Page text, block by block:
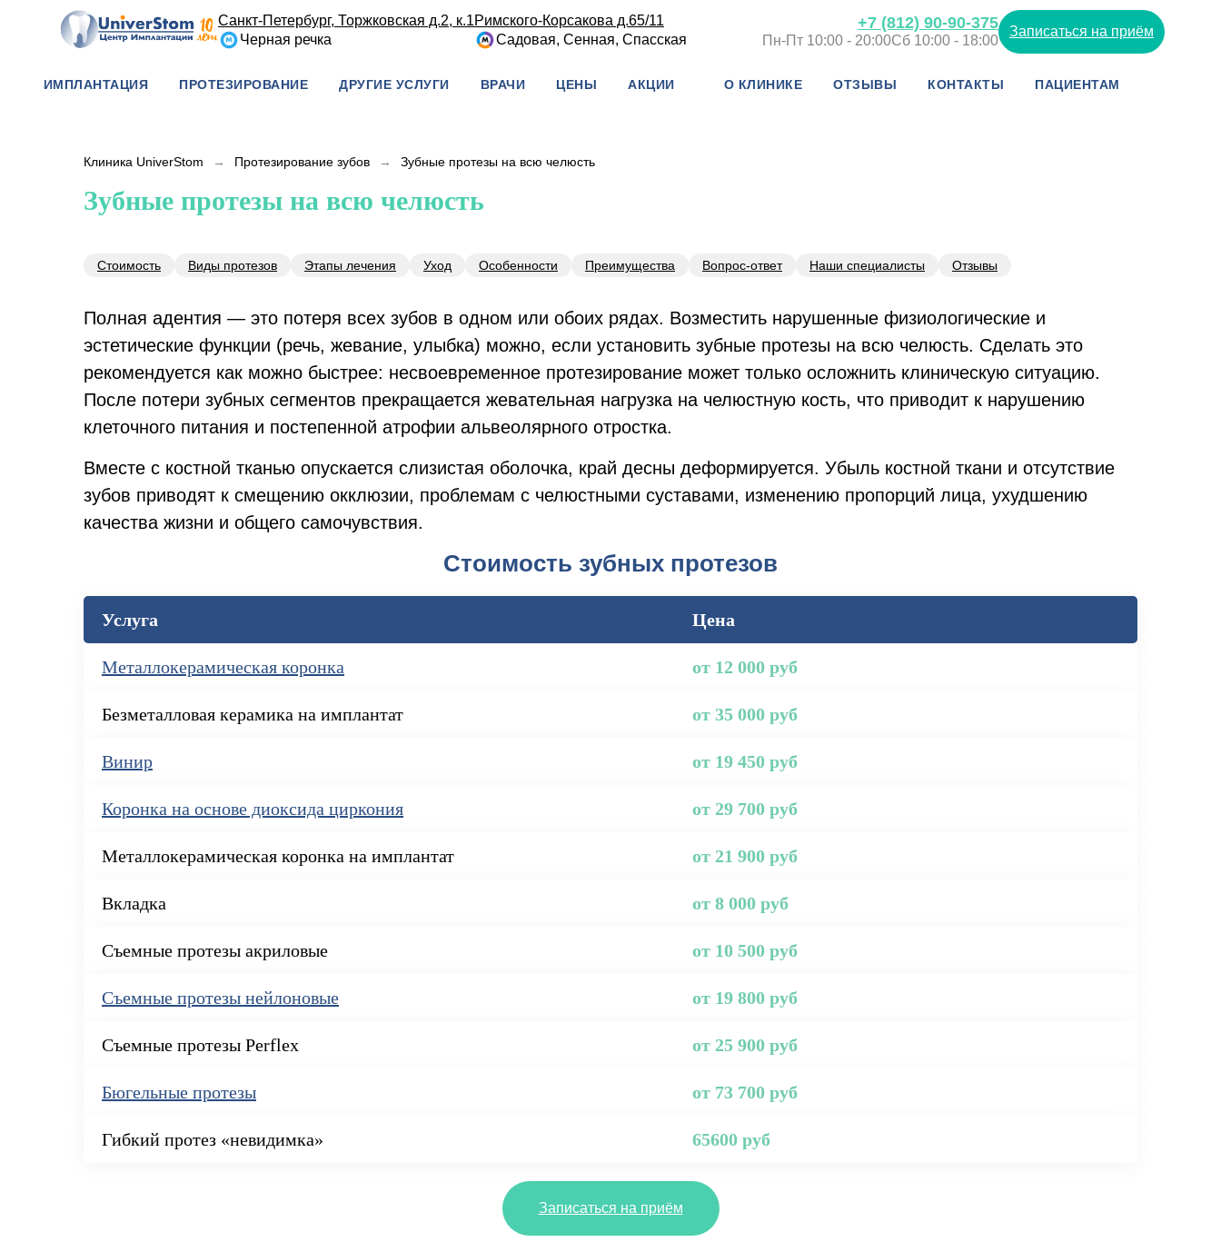
Санкт-Петербург, Торжковская д.2, к.1
Черная речка
Римского-Корсакова д.65/11
Садовая, Сенная, Спасская
+7 (812) 90-90-375
Пн-Пт 10:00 - 20:00Сб 10:00 - 18:00
Записаться на приём
ИМПЛАНТАЦИЯ ПРОТЕЗИРОВАНИЕ ДРУГИЕ УСЛУГИ ВРАЧИ ЦЕНЫ АКЦИИ О КЛИНИКЕ ОТЗЫВЫ КОНТАКТЫ ПАЦИЕНТАМ
Клиника UniverStom → Протезирование зубов → Зубные протезы на всю челюсть
Зубные протезы на всю челюсть
Стоимость Виды протезов Этапы лечения Уход Особенности Преимущества Вопрос-ответ Наши специалисты Отзывы
Полная адентия — это потеря всех зубов в одном или обоих рядах. Возместить нарушенные физиологические и
эстетические функции (речь, жевание, улыбка) можно, если установить зубные протезы на всю челюсть. Сделать это
рекомендуется как можно быстрее: несвоевременное протезирование может только осложнить клиническую ситуацию.
После потери зубных сегментов прекращается жевательная нагрузка на челюстную кость, что приводит к нарушению
клеточного питания и постепенной атрофии альвеолярного отростка.
Вместе с костной тканью опускается слизистая оболочка, край десны деформируется. Убыль костной ткани и отсутствие
зубов приводят к смещению окклюзии, проблемам с челюстными суставами, изменению пропорций лица, ухудшению
качества жизни и общего самочувствия.
Стоимость зубных протезов
Услуга Цена
Металлокерамическая коронка от 12 000 руб
Безметалловая керамика на имплантат от 35 000 руб
Винир от 19 450 руб
Коронка на основе диоксида циркония от 29 700 руб
Металлокерамическая коронка на имплантат от 21 900 руб
Вкладка от 8 000 руб
Съемные протезы акриловые от 10 500 руб
Съемные протезы нейлоновые от 19 800 руб
Съемные протезы Perflex от 25 900 руб
Бюгельные протезы от 73 700 руб
Гибкий протез «невидимка» 65600 руб
Записаться на приём